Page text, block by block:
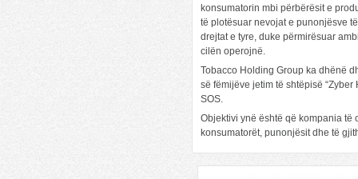
konsumatorin mbi përbërësit e
të plotësuar nevojat e punonjësve
drejtat e tyre, duke përmirësuar
cilën operojnë.
Tobacco Holding Group ka dhënë
së fëmijëve jetim të shtëpisë
SOS.
Objektivi ynë është që kompania
konsumatorët, punonjësit dhe të